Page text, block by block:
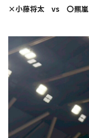
×小藤将太 vs 〇羆嵐